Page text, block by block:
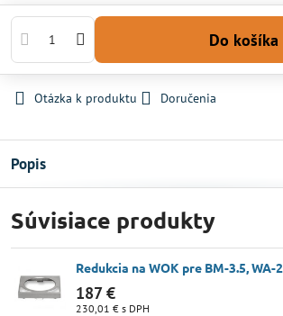
Do košíka
Otázka k produktu Doručenia
Popis
Súvisiace produkty
Redukcia na WOK pre BM-3.5, WA-2
187 €
230,01 € s DPH